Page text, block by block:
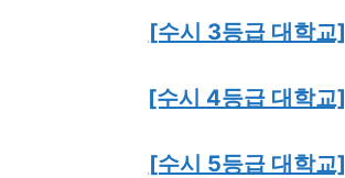
[수시 3등급 대학교]
[수시 4등급 대학교]
[수시 5등급 대학교]